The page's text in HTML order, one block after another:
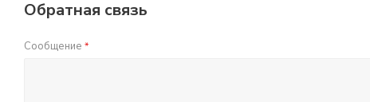
Обратная связь
Сообщение *